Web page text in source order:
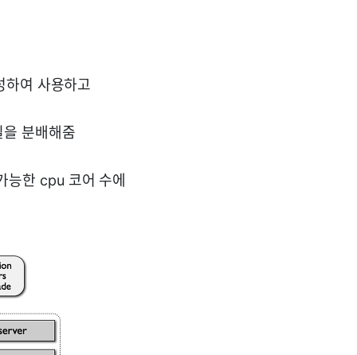
여 사용하고
분배해줌
한 cpu 코어 수에